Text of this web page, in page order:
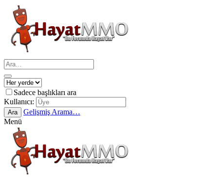
Sadece başlıkları ara
Kullanıcı:
Ara
Gelişmiş Arama…
Menü